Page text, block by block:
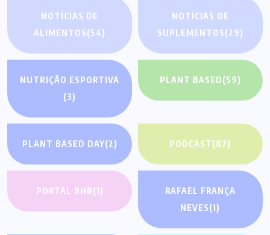
NOTÍCIAS DE
ALIMENTOS(54)
NOTÍCIAS DE
SUPLEMENTOS(29)
NUTRIÇÃO ESPORTIVA
(3)
PLANT BASED(59)
PLANT BASED DAY(2) PODCAST(87)
PORTAL BHB(1)
RAFAEL FRANÇA
NEVES(1)